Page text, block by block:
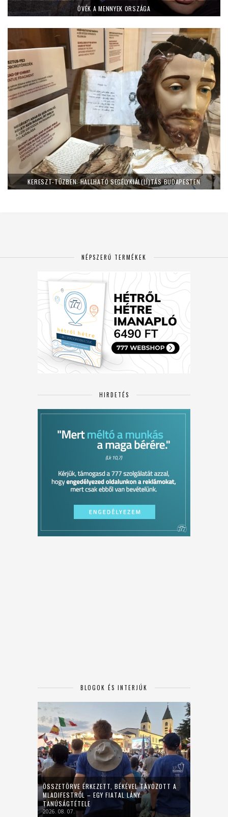
ÖVÉK A MENNYEK ORSZÁGA
KERESZT-TŰZBEN: HALLHATÓ SEGÉLYKIÁL(LÍ)TÁS BUDAPESTEN
NÉPSZERŰ TERMÉKEK
HIRDETÉS
BLOGOK ÉS INTERJÚK
ÖSSZETÖRVE ÉRKEZETT, BÉKÉVEL TÁVOZOTT A
MLADIFESTRŐL – EGY FIATAL LÁNY
TANÚSÁGTÉTELE
2026. 08. 07.